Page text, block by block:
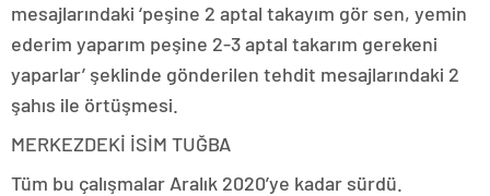
mesajlarındaki ‘peşine 2 aptal takayım gör sen, yemin
ederim yaparım peşine 2-3 aptal takarım gerekeni
yaparlar’ şeklinde gönderilen tehdit mesajlarındaki 2
şahıs ile örtüşmesi.
MERKEZDEKİ İSİM TUĞBA
Tüm bu çalışmalar Aralık 2020’ye kadar sürdü.